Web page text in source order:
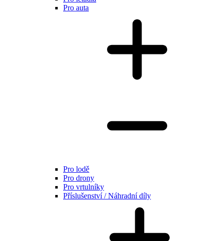
Pro auta
Pro lodě
Pro drony
Pro vrtulníky
Příslušenství / Náhradní díly